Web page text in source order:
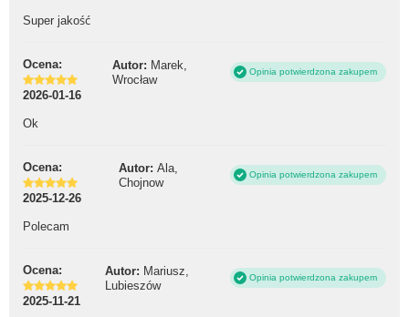
Super jakość
Ocena: Autor: Marek,
Wrocław
Opinia potwierdzona zakupem
2026-01-16
Ok
Ocena: Autor: Ala,
Chojnow
Opinia potwierdzona zakupem
2025-12-26
Polecam
Ocena: Autor: Mariusz,
Lubieszów
Opinia potwierdzona zakupem
2025-11-21